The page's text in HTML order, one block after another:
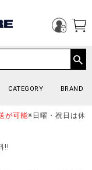
CATEGORY BRAND
が可能※日曜・祝日は休
!!